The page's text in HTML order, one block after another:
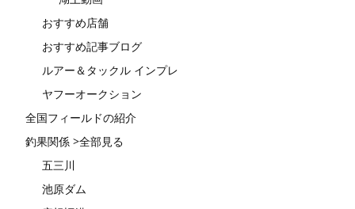
おすすめ店舗
おすすめ記事ブログ
ルアー＆タックル インプレ
ヤフーオークション
全国フィールドの紹介
釣果関係 >全部見る
五三川
池原ダム